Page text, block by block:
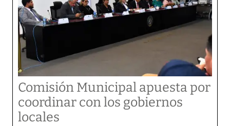
Comisión Municipal apuesta por
coordinar con los gobiernos
locales